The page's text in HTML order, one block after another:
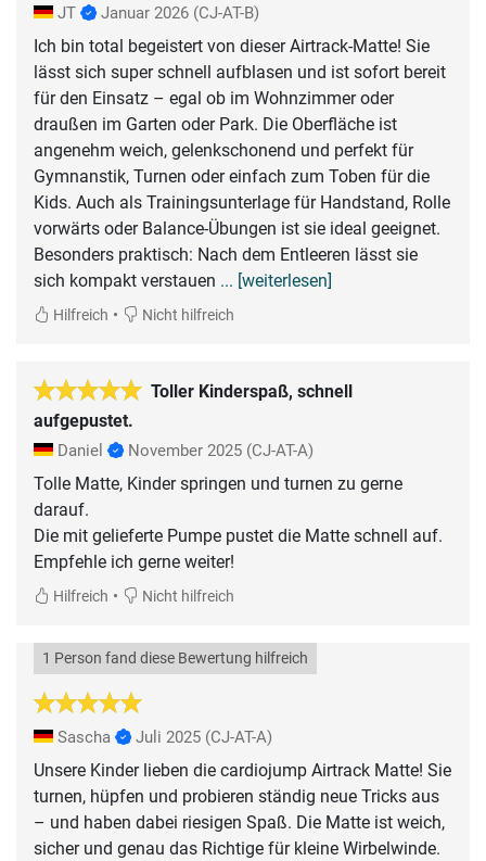
JT Januar 2026 (CJ-AT-B)
Ich bin total begeistert von dieser Airtrack-Matte! Sie
lässt sich super schnell aufblasen und ist sofort bereit
für den Einsatz – egal ob im Wohnzimmer oder
draußen im Garten oder Park. Die Oberfläche ist
angenehm weich, gelenkschonend und perfekt für
Gymnanstik, Turnen oder einfach zum Toben für die
Kids. Auch als Trainingsunterlage für Handstand, Rolle
vorwärts oder Balance-Übungen ist sie ideal geeignet.
Besonders praktisch: Nach dem Entleeren lässt sie
sich kompakt verstauen ... [weiterlesen]
Hilfreich • Nicht hilfreich
Toller Kinderspaß, schnell
aufgepustet.
Daniel November 2025 (CJ-AT-A)
Tolle Matte, Kinder springen und turnen zu gerne
darauf.
Die mit gelieferte Pumpe pustet die Matte schnell auf.
Empfehle ich gerne weiter!
Hilfreich • Nicht hilfreich
1 Person fand diese Bewertung hilfreich
Sascha Juli 2025 (CJ-AT-A)
Unsere Kinder lieben die cardiojump Airtrack Matte! Sie
turnen, hüpfen und probieren ständig neue Tricks aus
– und haben dabei riesigen Spaß. Die Matte ist weich,
sicher und genau das Richtige für kleine Wirbelwinde.